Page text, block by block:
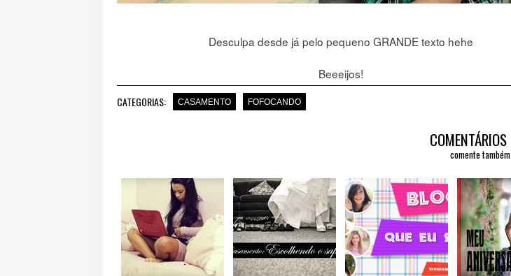
Desculpa desde já pelo pequeno GRANDE texto hehe
Beeeijos!
CATEGORIAS: CASAMENTO FOFOCANDO
COMENTÁRIOS
comente também